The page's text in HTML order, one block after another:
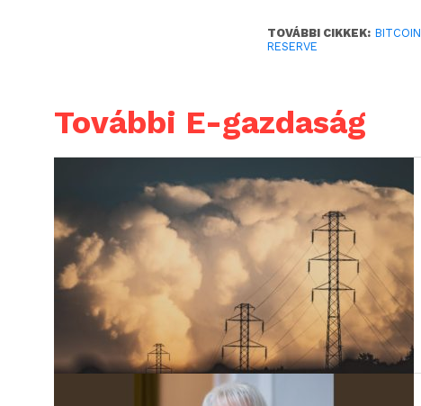
TOVÁBBI CIKKEK: BITCOIN
RESERVE
További E-gazdaság